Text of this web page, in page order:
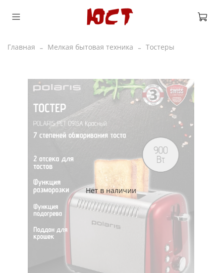
Главная Мелкая бытовая техника Тостеры
Нет в наличии